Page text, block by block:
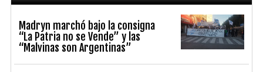
Madryn marchó bajo la consigna
“La Patria no se Vende” y las
“Malvinas son Argentinas”